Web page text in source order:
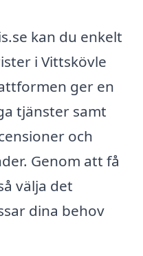
kan du enkelt
i Vittskövle
ger en
tjänster samt
och
Genom att få
välja det
dina behov